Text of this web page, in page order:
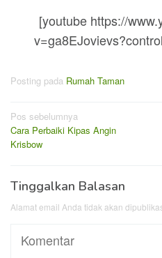
[youtube https://
Posting pada Rumah Taman
Navigasi
pos
Pos sebelumnya
Cara Perbaiki Kipas Angin
Krisbow
Tinggalkan Balasan
Alamat email Anda tidak akan